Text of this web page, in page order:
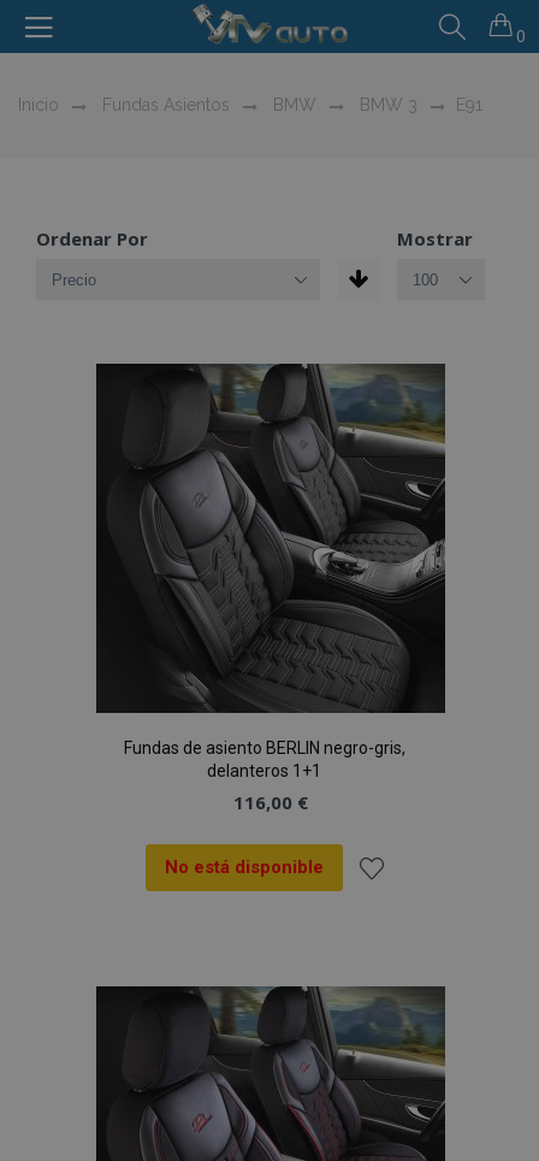
0
Inicio Fundas Asientos BMW BMW 3 E91
Ordenar Por Mostrar
Fundas de asiento BERLIN negro-gris,
delanteros 1+1
116,00 €
No está disponible
Lista
de
Deseos